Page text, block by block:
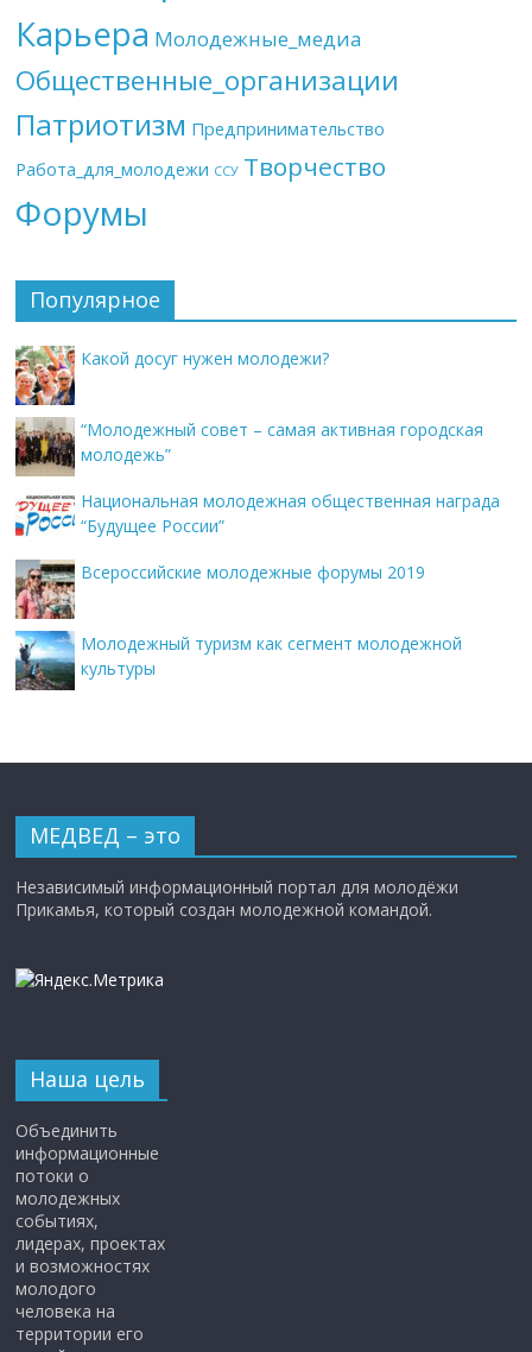
Карьера Молодежные_медиа
Общественные_организации
Патриотизм Предпринимательство
Работа_для_молодежи ССУ Творчество
Форумы
Популярное
Какой досуг нужен молодежи?
“Молодежный совет – самая активная городская
молодежь”
Национальная молодежная общественная награда
“Будущее России”
Всероссийские молодежные форумы 2019
Молодежный туризм как сегмент молодежной
культуры
МЕДВЕД – это
Независимый информационный портал для молодёжи
Прикамья, который создан молодежной командой.
Наша цель
Объединить
информационные
потоки о
молодежных
событиях,
лидерах, проектах
и возможностях
молодого
человека на
территории его